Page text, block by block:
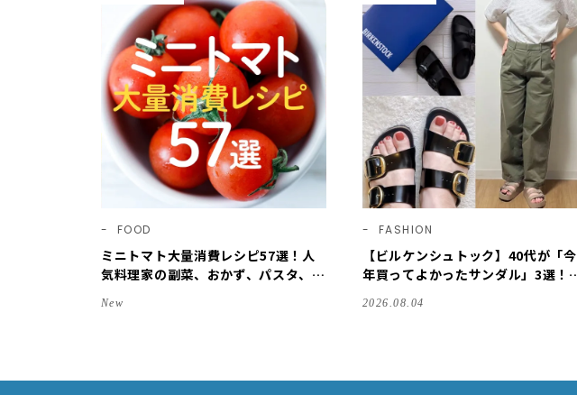
FOOD
ミニトマト大量消費レシピ57選！人
気料理家の副菜、おかず、パスタ、ご
New
FASHION
【ビルケンシュトック】40代が「今
年買ってよかったサンダル」3選！
＆サイズ選びもご紹介【LEE100人
2026.08.04